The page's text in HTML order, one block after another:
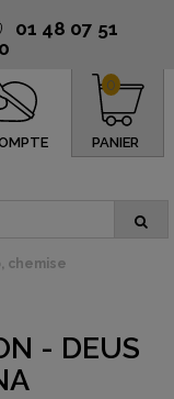
01 48 07 51
PANIER
0
chemise
- DEUS